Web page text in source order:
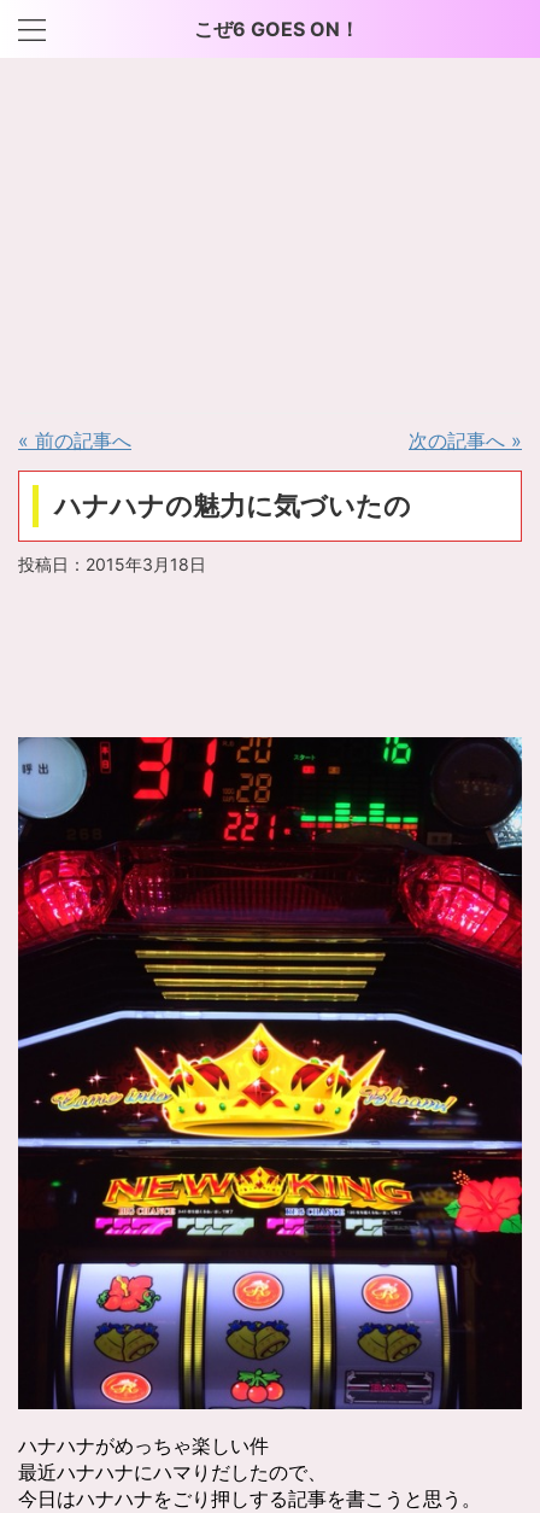
こぜ6 GOES ON！
« 前の記事へ 次の記事へ »
ハナハナの魅力に気づいたの
投稿日： 2015年3月18日
ハナハナがめっちゃ楽しい件
最近ハナハナにハマりだしたので、
今日はハナハナをごり押しする記事を書こうと思う。